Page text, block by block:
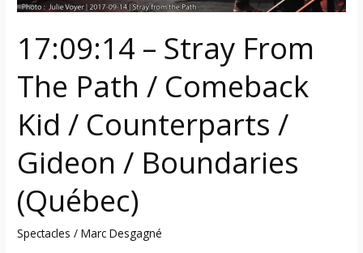
17:09:14 – Stray From
The Path / Comeback
Kid / Counterparts /
Gideon / Boundaries
(Québec)
Spectacles /Marc Desgagné
Counterparts
Gideon
Boundaries
(Québec)